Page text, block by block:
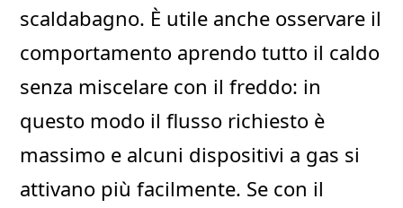
scaldabagno. È utile anche osservare il
comportamento aprendo tutto il caldo
senza miscelare con il freddo: in
questo modo il flusso richiesto è
massimo e alcuni dispositivi a gas si
attivano più facilmente. Se con il